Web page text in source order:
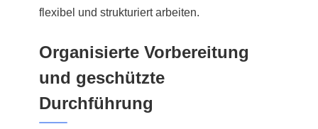
flexibel und strukturiert arbeiten.
Organisierte Vorbereitung
und geschützte
Durchführung